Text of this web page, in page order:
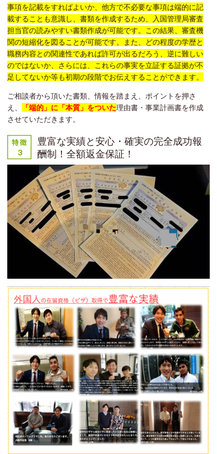
事項を記載をすればよいか、他方で不必要な事項は端的に記
載することも意識し、書類を作成するため、入国管理局審査
担当官の読みやすい書類作成が可能です。この結果、審査機
関の短縮化を図ることが可能です。また、
どの程度の学歴と
職務内容との関連性であれば許可が出るだろう
、逆に難しい
のではないか、さらには、これらの事実を立証する証拠が不
足してないか等も初期の段階でお伝えすることができます。
ご相談者から頂いた書類、情報を踏まえ、ポイントを押さ
え、
「端的」に「本質」をついた理由書・事業計画書を作成
させていただきます。
豊富な実績と安心・確実の完全成功報
酬制！全額返金保証！